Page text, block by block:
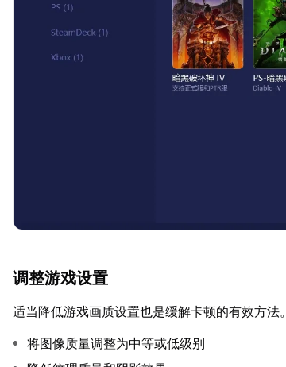
调整游戏设置
适当降低游戏画质设置也是缓解卡顿的有效方法
将图像质量调整为中等或低级别